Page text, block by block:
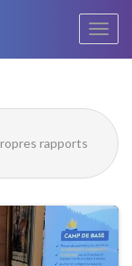
la
rapports